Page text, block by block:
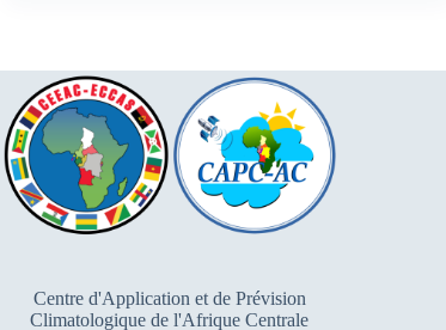
Centre d'Application et de Prévision
Climatologique de l'Afrique Centrale